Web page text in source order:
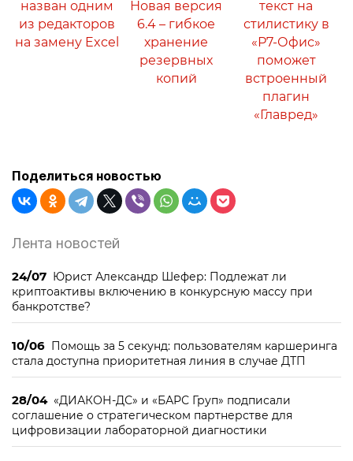
назван одним
из редакторов
на замену Excel
Новая версия
6.4 – гибкое
хранение
резервных
копий
текст на
стилистику в
«Р7-Офис»
поможет
встроенный
плагин
«Главред»
Поделиться новостью
Лента новостей
24/07 Юрист Александр Шефер: Подлежат ли
криптоактивы включению в конкурсную массу при
банкротстве?
10/06 Помощь за 5 секунд: пользователям каршеринга
стала доступна приоритетная линия в случае ДТП
28/04 «ДИАКОН-ДС» и «БАРС Груп» подписали
соглашение о стратегическом партнерстве для
цифровизации лабораторной диагностики